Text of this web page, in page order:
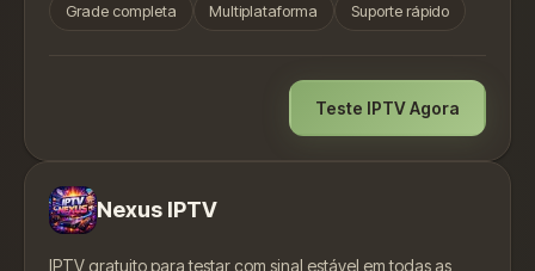
Grade completa Multiplataforma Suporte rápido
Teste IPTV Agora
Nexus IPTV
IPTV gratuito para testar com sinal estável em todas as